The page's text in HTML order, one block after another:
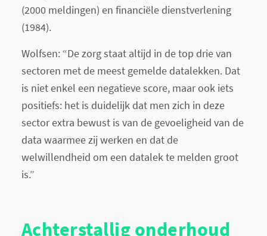
(2000 meldingen) en financiële dienstverlening
(1984).
Wolfsen: “De zorg staat altijd in de top drie van
sectoren met de meest gemelde datalekken. Dat
is niet enkel een negatieve score, maar ook iets
positiefs: het is duidelijk dat men zich in deze
sector extra bewust is van de gevoeligheid van de
data waarmee zij werken en dat de
welwillendheid om een datalek te melden groot
is.”
Achterstallig onderhoud